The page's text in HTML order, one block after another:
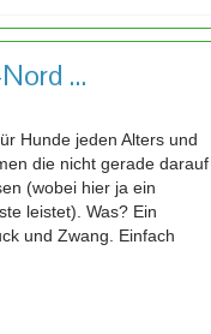
…
Hunde jeden Alters und
die nicht gerade darauf
(wobei hier ja ein
leistet). Was? Ein
und Zwang. Einfach